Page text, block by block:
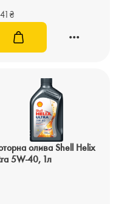
₴
олива Shell Helix
5W-40, 1л